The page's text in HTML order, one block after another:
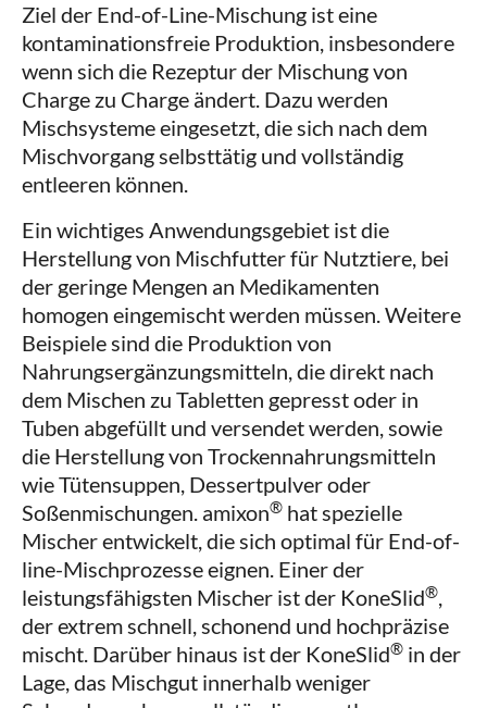
Ziel der End-of-Line-Mischung ist eine
kontaminationsfreie Produktion, insbesondere
wenn sich die Rezeptur der Mischung von
Charge zu Charge ändert. Dazu werden
Mischsysteme eingesetzt, die sich nach dem
Mischvorgang selbsttätig und vollständig
entleeren können.
Ein wichtiges Anwendungsgebiet ist die
Herstellung von Mischfutter für Nutztiere, bei
der geringe Mengen an Medikamenten
homogen eingemischt werden müssen. Weitere
Beispiele sind die Produktion von
Nahrungsergänzungsmitteln, die direkt nach
dem Mischen zu Tabletten gepresst oder in
Tuben abgefüllt und versendet werden, sowie
die Herstellung von Trockennahrungsmitteln
wie Tütensuppen, Dessertpulver oder
Soßenmischungen. amixon® hat spezielle
Mischer entwickelt, die sich optimal für End-of-
line-Mischprozesse eignen. Einer der
leistungsfähigsten Mischer ist der KoneSlid®,
der extrem schnell, schonend und hochpräzise
mischt. Darüber hinaus ist der KoneSlid® in der
Lage, das Mischgut innerhalb weniger